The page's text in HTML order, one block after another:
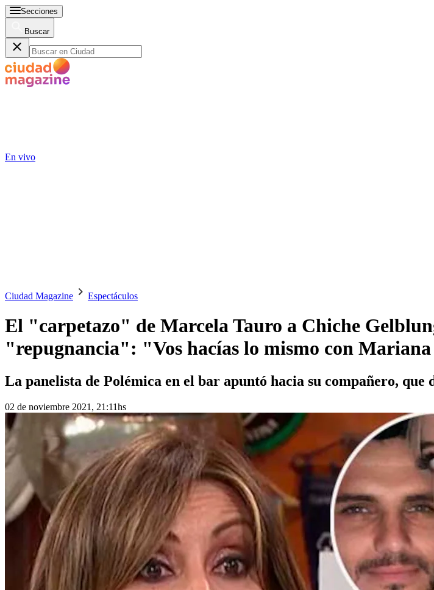
Secciones
Buscar
En vivo
Ciudad Magazine Espectáculos
El "carpetazo" de Marcela Tauro a Chiche
"repugnancia": "Vos hacías lo mismo con
La panelista de Polémica en el bar apuntó hacia su compañero,
02 de noviembre 2021, 21:11hs